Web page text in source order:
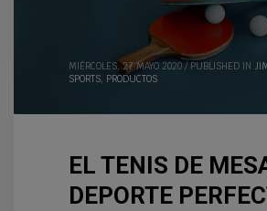
MIÉRCOLES, 27 MAYO 2020 / PUBLISHED IN
SPORTS, PRODUCTOS
EL TENIS DE
DEPORTE